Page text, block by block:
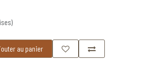
au panier